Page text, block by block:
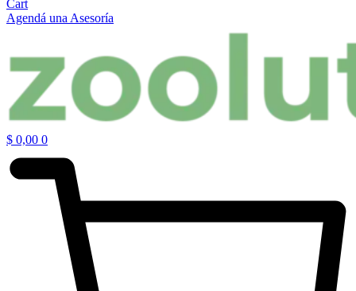
Cart
Agendá una Asesoría
$ 0,00 0